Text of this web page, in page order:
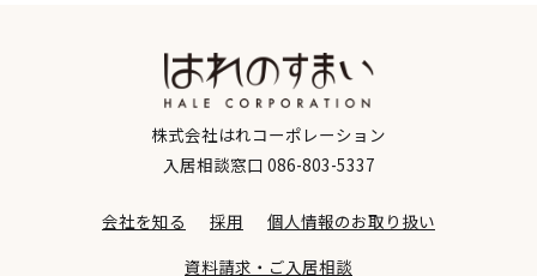
建物構造
鉄骨造地上2階建
株式会社はれコーポレーション
入居相談窓口 086-803-5337
会社を知る 採用
個人情報のお取り扱い
資料請求・ご入居相談